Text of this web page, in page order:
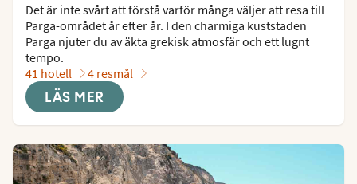
Det är inte svårt att förstå varför många väljer att resa till
Parga-området år efter år. I den charmiga kuststaden
Parga njuter du av äkta grekisk atmosfär och ett lugnt
tempo.
41 hotell
4 resmål
LÄS MER